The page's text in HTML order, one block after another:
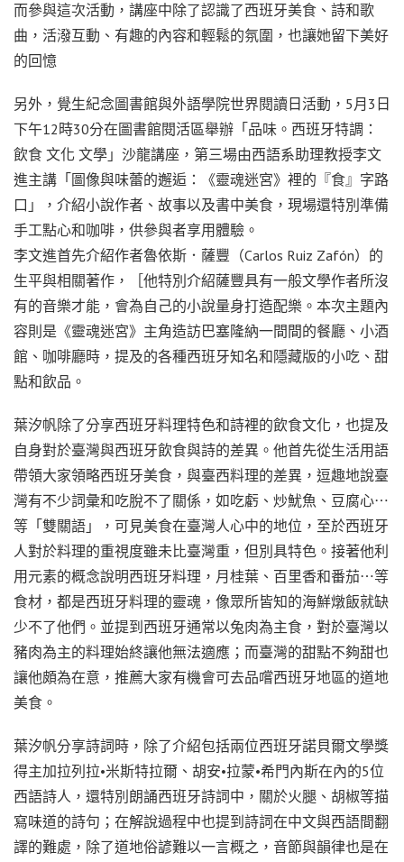
而參與這次活動，講座中除了認識了西班牙美食、詩和歌
曲，活潑互動、有趣的內容和輕鬆的氛圍，也讓她留下美好
的回憶
另外，覺生紀念圖書館與外語學院世界閱讀日活動，5月3日
下午12時30分在圖書館閱活區舉辦「品味。西班牙特調：
飲食 文化 文學」沙龍講座，第三場由西語系助理教授李文
進主講「圖像與味蕾的邂逅：《靈魂迷宮》裡的『食』字路
口」，介紹小說作者、故事以及書中美食，現場還特別準備
手工點心和咖啡，供參與者享用體驗。
李文進首先介紹作者魯依斯．薩豐（Carlos Ruiz Zafón）的
生平與相關著作，［他特別介紹薩豐具有一般文學作者所沒
有的音樂才能，會為自己的小說量身打造配樂。本次主題內
容則是《靈魂迷宮》主角造訪巴塞隆納一間間的餐廳、小酒
館、咖啡廳時，提及的各種西班牙知名和隱藏版的小吃、甜
點和飲品。
葉汐帆除了分享西班牙料理特色和詩裡的飲食文化，也提及
自身對於臺灣與西班牙飲食與詩的差異。他首先從生活用語
帶領大家領略西班牙美食，與臺西料理的差異，逗趣地說臺
灣有不少詞彙和吃脫不了關係，如吃虧、炒魷魚、豆腐心⋯
等「雙關語」，可見美食在臺灣人心中的地位，至於西班牙
人對於料理的重視度雖未比臺灣重，但別具特色。接著他利
用元素的概念說明西班牙料理，月桂葉、百里香和番茄⋯等
食材，都是西班牙料理的靈魂，像眾所皆知的海鮮燉飯就缺
少不了他們。並提到西班牙通常以兔肉為主食，對於臺灣以
豬肉為主的料理始終讓他無法適應；而臺灣的甜點不夠甜也
讓他頗為在意，推薦大家有機會可去品嚐西班牙地區的道地
美食。
葉汐帆分享詩詞時，除了介紹包括兩位西班牙諾貝爾文學獎
得主加拉列拉•米斯特拉爾、胡安•拉蒙•希門內斯在內的5位
西語詩人，還特別朗誦西班牙詩詞中，關於火腿、胡椒等描
寫味道的詩句；在解說過程中也提到詩詞在中文與西語間翻
譯的難處，除了道地俗諺難以一言概之，音節與韻律也是在